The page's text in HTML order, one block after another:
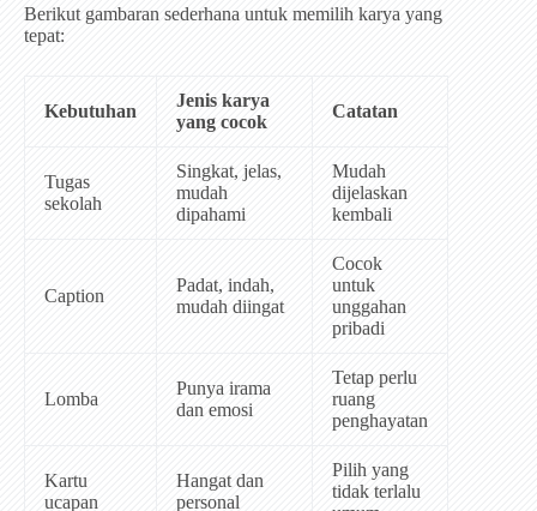
Berikut gambaran sederhana untuk memilih karya yang
tepat:
Kebutuhan
Jenis karya
yang cocok
Catatan
Tugas
sekolah
Singkat, jelas,
mudah
dipahami
Mudah
dijelaskan
kembali
Caption
Padat, indah,
mudah diingat
Cocok
untuk
unggahan
pribadi
Lomba
Punya irama
dan emosi
Tetap perlu
ruang
penghayatan
Kartu
ucapan
Hangat dan
personal
Pilih yang
tidak terlalu